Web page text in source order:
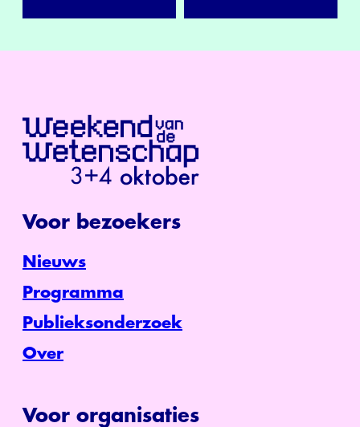
Voor bezoekers
Nieuws
Programma
Publieksonderzoek
Over
Voor organisaties